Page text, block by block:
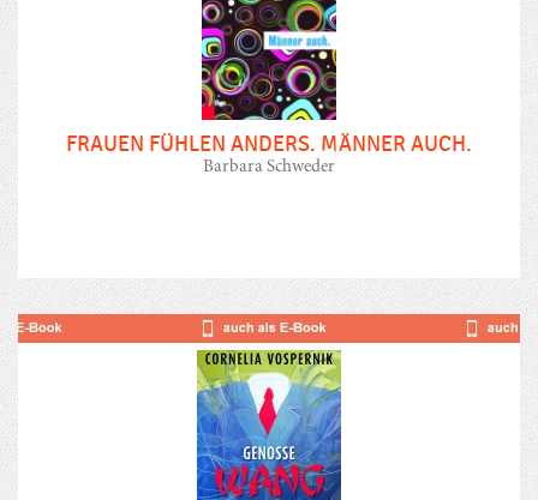
FRAUEN FÜHLEN ANDERS. MÄNNER AUCH.
Barbara Schweder